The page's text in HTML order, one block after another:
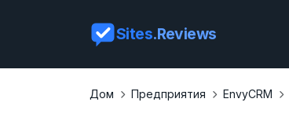
Sites.Reviews
Дом Предприятия EnvyCRM